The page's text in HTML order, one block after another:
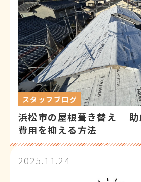
スタッフブログ
浜松市の屋根葺き替え｜
費用を抑える方法
2025.11.24